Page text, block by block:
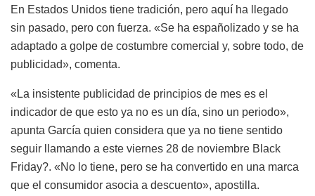
En Estados Unidos tiene tradición, pero aquí ha llegado
sin pasado, pero con fuerza. «Se ha españolizado y se ha
adaptado a golpe de costumbre comercial y, sobre todo, de
publicidad», comenta.
«La insistente publicidad de principios de mes es el
indicador de que esto ya no es un día, sino un periodo»,
apunta García quien considera que ya no tiene sentido
seguir llamando a este viernes 28 de noviembre Black
Friday?. «No lo tiene, pero se ha convertido en una marca
que el consumidor asocia a descuento», apostilla.